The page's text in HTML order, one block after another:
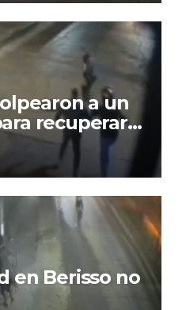
a un
recuperar
en Berisso
en Berisso no